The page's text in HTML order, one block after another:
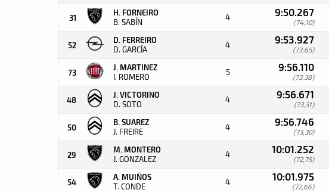
31
H. FORNEIRO
B. SABÍN 4 9:50.267
(74,10)
52
D. FERREIRO
D. GARCÍA 4 9:53.927
(73,65)
73
J. MARTINEZ
I. ROMERO 5 9:56.110
(73,38)
48
J. VICTORINO
D. SOTO 4 9:56.671
(73,31)
50
B. SUAREZ
J. FREIRE 4 9:56.746
(73,30)
29
M. MONTERO
J. GONZALEZ 4 10:01.252
(72,75)
54
A. MUIÑOS
T. CONDE 4 10:01.975
(72,66)